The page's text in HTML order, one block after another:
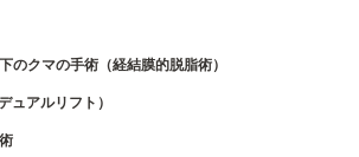
のクマの手術（経結膜的脱脂術）
ュアルリフト）